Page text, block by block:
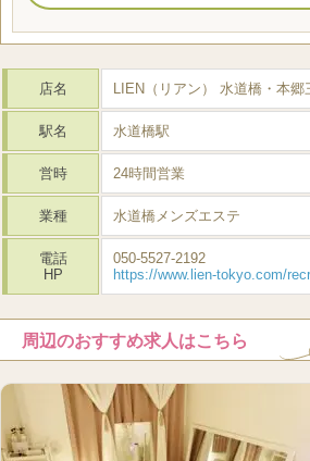
店名 LIEN（リアン） 水道橋・本
駅名 水道橋駅
営時 24時間営業
業種 水道橋メンズエステ
電話
HP
050-5527-2192
https://www.lien-tokyo.com/
周辺のおすすめ求人はこちら